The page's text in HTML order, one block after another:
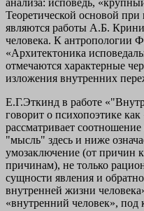
Теоретической основой
являются работы А.Б.
человека. К антропологии
«Архитектоника
отмечаются характерные
изложения внутренних
Е.Г.Эткинд в работе
говорит о психопоэтике
рассматривает
"мысль" здесь и ниже
умозаключение (от причин
причинам), не только
сущности явления и
внутренней жизни
«внутренний человек»,